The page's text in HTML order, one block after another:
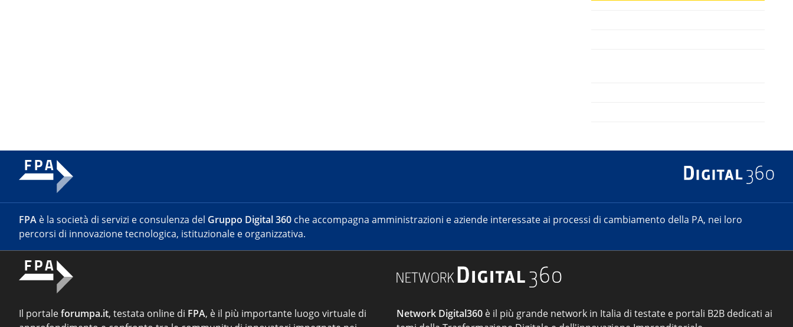
FPA è la società di servizi e consulenza del Gruppo Digital 360 che accompagna amministrazioni e aziende interessate ai processi di cambiamento della PA, nei loro
percorsi di innovazione tecnologica, istituzionale e organizzativa.
Il portaleforumpa.it, testata online di FPA, è il più importante luogo virtuale di
Network Digital360 è il più grande network in Italia di testate e portali B2B dedicati ai